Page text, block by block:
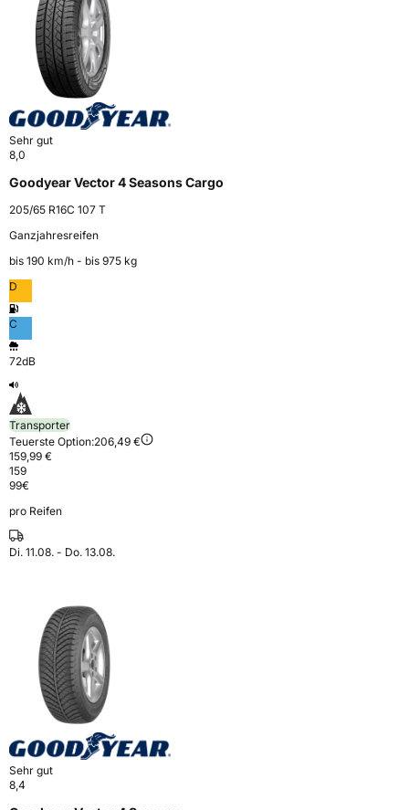
Sehr gut
8,0
Goodyear Vector 4 Seasons Cargo
205/65 R16C 107 T
Ganzjahresreifen
bis 190 km⁠/⁠h - bis 975 kg
D
C
72dB
Transporter
Teuerste Option:206,49 €
159,99 €
159
99€
pro Reifen
Di. 11.08. - Do. 13.08.
Sehr gut
8,4